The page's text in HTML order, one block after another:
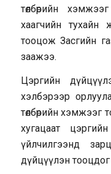
төлбөрийн
хаагчийн тухайн
тооцож Засгийн
заажээ.
Цэргийн
хэлбэрээр
төлбөрийн хэмжээг
хугацаат
үйлчилгээнд
дүйцүүлэн тооцдог